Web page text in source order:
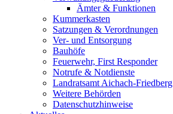
Ämter & Funktionen
Kummerkasten
Satzungen & Verordnungen
Ver- und Entsorgung
Bauhöfe
Feuerwehr, First Responder
Notrufe & Notdienste
Landratsamt Aichach-Friedberg
Weitere Behörden
Datenschutzhinweise